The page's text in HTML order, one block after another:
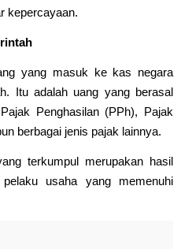
kepercayaan.
yang masuk ke kas negara
Itu adalah uang yang berasal
Penghasilan (PPh), Pajak
berbagai jenis pajak lainnya.
terkumpul merupakan hasil
usaha yang memenuhi